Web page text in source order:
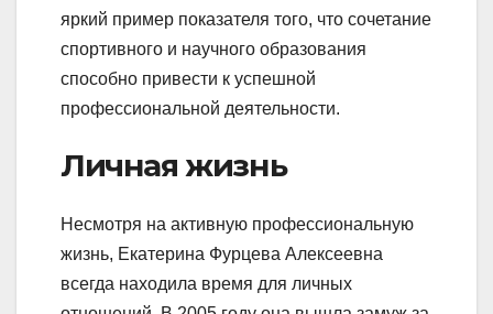
яркий пример показателя того, что сочетание
спортивного и научного образования
способно привести к успешной
профессиональной деятельности.
Личная жизнь
Несмотря на активную профессиональную
жизнь, Екатерина Фурцева Алексеевна
всегда находила время для личных